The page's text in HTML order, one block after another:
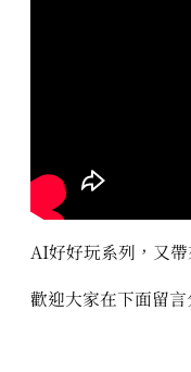
AI好好玩系列，又
歡迎大家在下面留